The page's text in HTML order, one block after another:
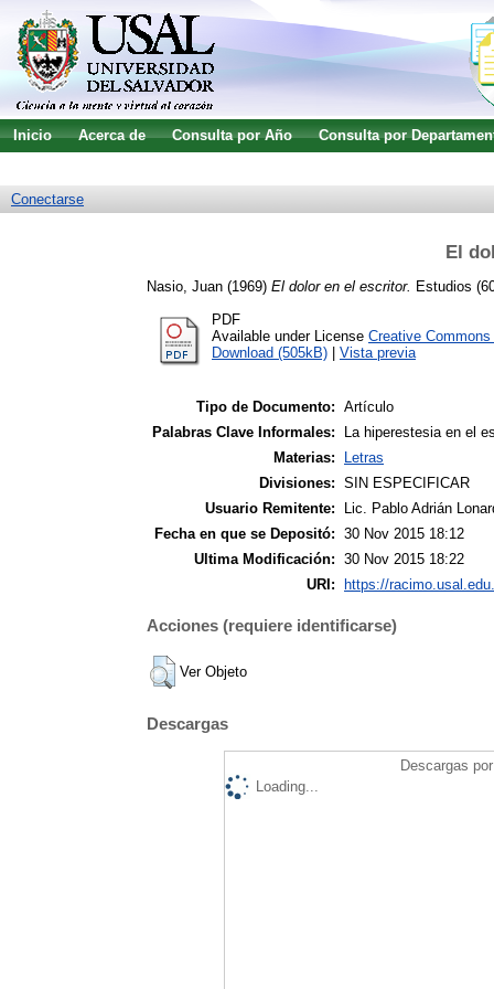
Inicio Acerca de Consulta por Año
Consulta por
Conectarse
El
Nasio, Juan (1969) El dolor en el escritor. Estudios
PDF
Available under License Creative
Download (505kB)
Vista previa
Tipo de Documento: Artículo
Palabras Clave Informales:
La hiperestesia en el
Materias:
Letras
Divisiones: SIN ESPECIFICAR
Usuario Remitente:
Lic. Pablo Adrián
Fecha en que se Depositó: 30 Nov 2015 18:12
Ultima Modificación: 30 Nov 2015 18:22
URI:
https://
Acciones (requiere identificarse)
Ver Objeto
Descargas
Descargas
Loading...